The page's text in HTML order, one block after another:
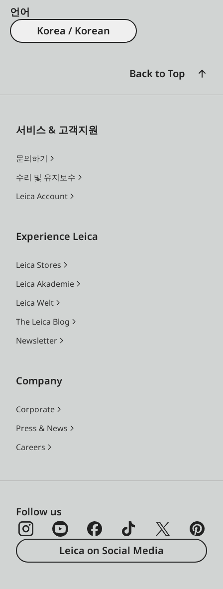
언어
Korea / Korean
Back to Top
서비스 & 고객지원
문의하기
수리 및 유지보수
Leica Account
Experience Leica
Leica Stores
Leica Akademie
Leica Welt
The Leica Blog
Newsletter
Company
Corporate
Press & News
Careers
Follow us
Leica on Social Media